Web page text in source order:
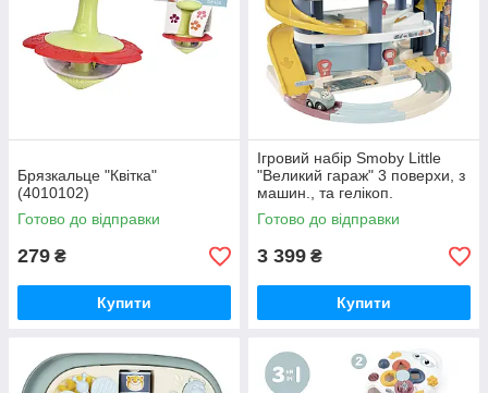
Брязкальце "Квітка"
(4010102)
Готово до відправки
279 ₴
Купити
Ігровий набiр Smoby Little
"Великий гараж" 3 поверхи, з
машин., та гелікоп.
(7600140203)
Готово до відправки
3 399 ₴
Купити